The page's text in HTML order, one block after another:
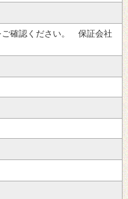
ご確認ください。 保証会社